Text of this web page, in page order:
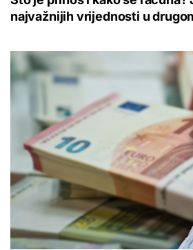
najvažnijih vrijednosti u